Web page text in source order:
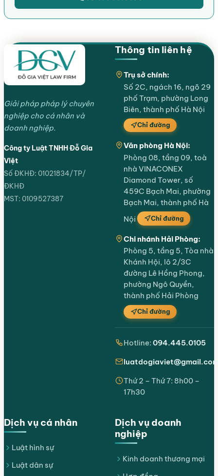
Giải pháp pháp lý chuyên
nghiệp cho cá nhân và
doanh nghiệp.
Công ty Luật TNHH Đỗ Gia
Việt
Số ĐKHĐ: 01021834/TP/
ĐKHĐ
MST: 0109527387
Dịch vụ cá nhân
Luật hình sự
Luật dân sự
Dịch vụ doanh
nghiệp
Kinh doanh thương mại
Thông tin liên hệ
Trụ sở chính:
Số 2C, ngách 16, ngõ 29
phố Trạm, phường Long
Biên, thành phố Hà Nội
Chỉ đường
Văn phòng Hà Nội:
Phòng 08, tầng 09, toà
nhà VINACONEX
Diamond Tower, số
459C Bạch Mai, phường
Bạch Mai, thành phố Hà
Nội
Chỉ đường
Chi nhánh Hải Phòng:
Phòng 5, tầng 5, Tòa nhà
Khánh Hội, lô 2/3C
đường Lê Hồng Phong,
phường Ngô Quyền,
thành phố Hải Phòng
Chỉ đường
Hotline: 094.445.0105
Thứ 2 – Thứ 7: 8h00 –
17h30